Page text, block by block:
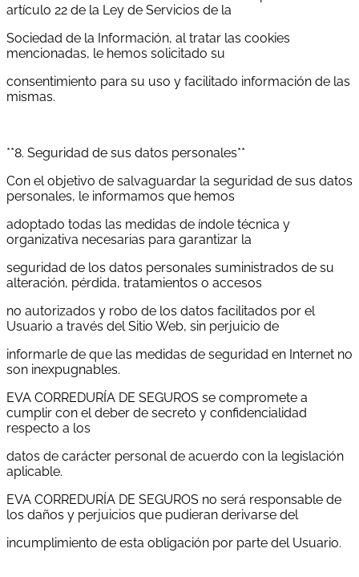
artículo 22 de la Ley de Servicios de la
Sociedad de la Información, al tratar las cookies
mencionadas, le hemos solicitado su
consentimiento para su uso y facilitado información de las
mismas.
**8. Seguridad de sus datos personales**
Con el objetivo de salvaguardar la seguridad de sus datos
personales, le informamos que hemos
adoptado todas las medidas de índole técnica y
organizativa necesarias para garantizar la
seguridad de los datos personales suministrados de su
alteración, pérdida, tratamientos o accesos
no autorizados y robo de los datos facilitados por el
Usuario a través del Sitio Web, sin perjuicio de
informarle de que las medidas de seguridad en Internet no
son inexpugnables.
EVA CORREDURÍA DE SEGUROS se compromete a
cumplir con el deber de secreto y confidencialidad
respecto a los
datos de carácter personal de acuerdo con la legislación
aplicable.
EVA CORREDURÍA DE SEGUROS no será responsable de
los daños y perjuicios que pudieran derivarse del
incumplimiento de esta obligación por parte del Usuario.